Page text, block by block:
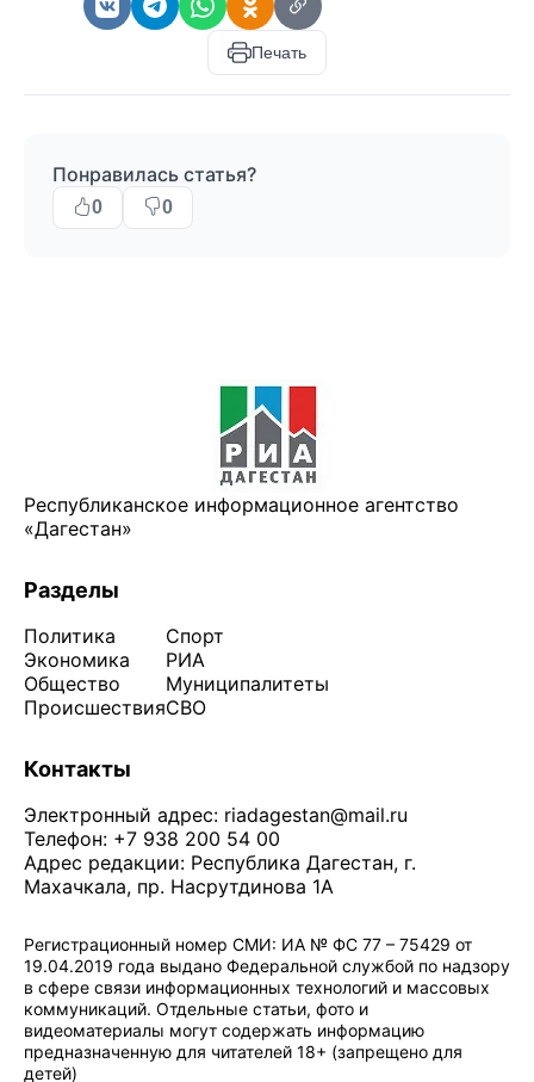
Печать
Понравилась статья?
0 0
Республиканское информационное агентство
«Дагестан»
Разделы
Политика
Экономика
Общество
Происшествия
Спорт
РИА
Муниципалитеты
СВО
Контакты
Электронный адрес: riadagestan@mail.ru
Телефон: +7 938 200 54 00
Адрес редакции: Республика Дагестан, г.
Махачкала, пр. Насрутдинова 1А
Регистрационный номер СМИ: ИА № ФС 77 – 75429 от
19.04.2019 года выдано Федеральной службой по надзору
в сфере связи информационных технологий и массовых
коммуникаций. Отдельные статьи, фото и
видеоматериалы могут содержать информацию
предназначенную для читателей 18+ (запрещено для
детей)